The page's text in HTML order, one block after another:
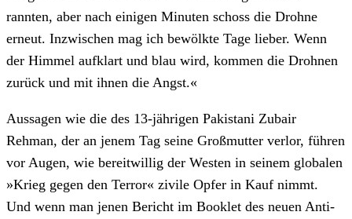
rannten, aber nach einigen Minuten schoss die Drohne
erneut. Inzwischen mag ich bewölkte Tage lieber. Wenn
der Himmel aufklart und blau wird, kommen die Drohnen
zurück und mit ihnen die Angst.«
Aussagen wie die des 13-jährigen Pakistani Zubair
Rehman, der an jenem Tag seine Großmutter verlor, führen
vor Augen, wie bereitwillig der Westen in seinem globalen
»Krieg gegen den Terror« zivile Opfer in Kauf nimmt.
Und wenn man jenen Bericht im Booklet des neuen Anti-